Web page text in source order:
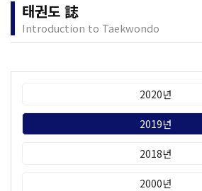
태권도 誌
Introduction to Taekwondo
2020년
2019년
2018년
2000년